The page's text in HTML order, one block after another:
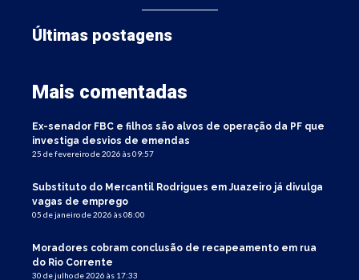
Últimas postagens
Mais comentadas
Ex-senador FBC e filhos são alvos de operação da PF que
investiga desvios de emendas
25 de fevereiro de 2026 às 09:57
Substituto do Mercantil Rodrigues em Juazeiro já divulga
vagas de emprego
05 de janeiro de 2026 às 08:00
Moradores cobram conclusão de recapeamento em rua
do Rio Corrente
30 de julho de 2026 às 17:33